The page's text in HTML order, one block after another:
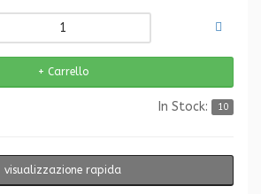
In Stock: 10
visualizzazione rapida